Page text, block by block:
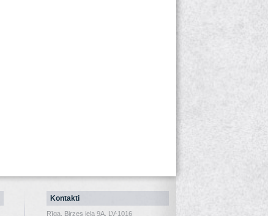
Kontakti
Rīga, Birzes iela 9A, LV-1016